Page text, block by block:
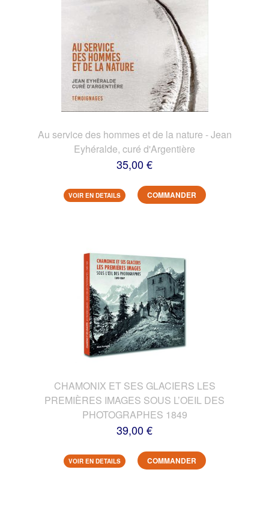
Au service des hommes et de la nature - Jean
Eyhéralde, curé d'Argentière
35,00 €
VOIR EN DETAILS COMMANDER
CHAMONIX ET SES GLACIERS LES
PREMIÈRES IMAGES SOUS L’OEIL DES
PHOTOGRAPHES 1849
39,00 €
VOIR EN DETAILS COMMANDER